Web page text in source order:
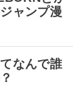
ャンプ漫
なんで誰